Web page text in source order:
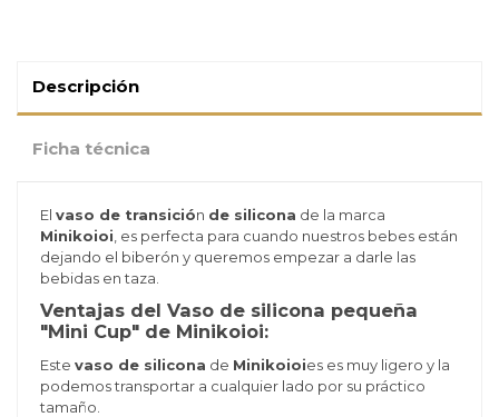
Descripción
Ficha técnica
El vaso de transición de silicona de la marca
Minikoioi , es perfecta para cuando nuestros bebes están
dejando el biberón y queremos empezar a darle las
bebidas en taza.
Ventajas del Vaso de silicona pequeña
"Mini Cup" de Minikoioi:
Este vaso de silicona de Minikoioies es muy ligero y la
podemos transportar a cualquier lado por su práctico
tamaño.